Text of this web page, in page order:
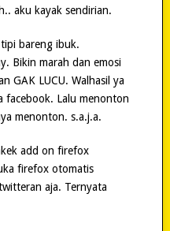
aku kayak sendirian.
bareng ibuk.
Bikin marah dan emosi
GAK LUCU. Walhasil ya
facebook. Lalu menonton
menonton. s.a.j.a.
add on firefox
firefox otomatis
aja. Ternyata